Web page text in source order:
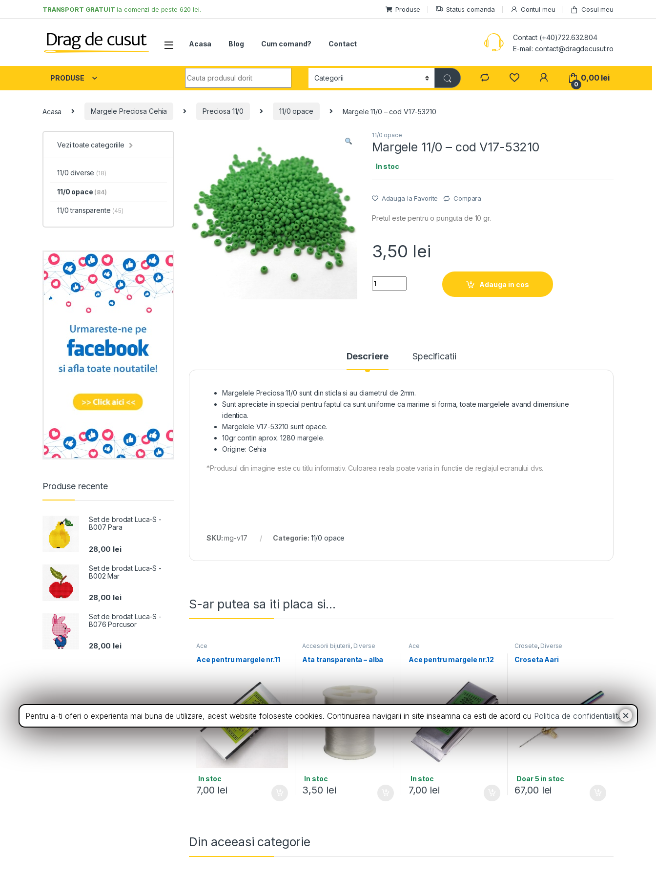
TRANSPORT GRATUIT la comenzi de peste 620 lei. Produse Status comanda Contul meu Cosul meu
Acasa Blog Cum comand? Contact
Contact (+40)722.632.804
E-mail: contact@dragdecusut.ro
PRODUSE
0
0,00 lei
Acasa Margele Preciosa Cehia Preciosa 11/0 11/0 opace Margele 11/0 – cod V17-53210
11/0 opace
Margele 11/0 – cod V17-53210
In stoc
Adauga la Favorite Compara
Pretul este pentru o punguta de 10 gr.
3,50 lei
Quantity
Adauga in cos
Descriere Specificatii
Margelele Preciosa 11/0 sunt din sticla si au diametrul de 2mm.
Sunt apreciate in special pentru faptul ca sunt uniforme ca marime si forma, toate margelele avand dimensiune
identica.
Margelele V17-53210 sunt opace.
10gr contin aprox. 1280 margele.
Origine: Cehia
*Produsul din imagine este cu titlu informativ. Culoarea reala poate varia in functie de reglajul ecranului dvs.
SKU:mg-v17 Categorie: 11/0 opace
S-ar putea sa iti placa si...
Ace
Ace pentru margele nr.11
In stoc
7,00 lei
Accesorii bijuterii, Diverse
Ata transparenta – alba
In stoc
3,50 lei
Ace
Ace pentru margele nr.12
In stoc
7,00 lei
Crosete, Diverse
Croseta Aari
Doar 5 in stoc
67,00 lei
Din aceeasi categorie
Vezi toate categoriile
11/0 diverse (18)
11/0 opace (84)
11/0 transparente (45)
Produse recente
Set de brodat Luca-S -
B007 Para
28,00 lei
Set de brodat Luca-S -
B002 Mar
28,00 lei
Set de brodat Luca-S -
B076 Porcusor
28,00 lei
Pentru a-ti oferi o experienta mai buna de utilizare, acest website foloseste cookies. Continuarea navigarii in site inseamna ca esti de acord cu Politica de confidentialitate